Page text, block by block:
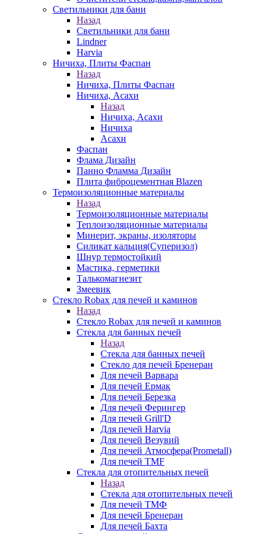
Светильники для бани
Назад
Светильники для бани
Lindner
Harvia
Ничиха, Плиты Фаспан
Назад
Ничиха, Плиты Фаспан
Ничиха, Асахи
Назад
Ничиха, Асахи
Ничиха
Асахи
Фаспан
Флама Дизайн
Панно Фламма Дизайн
Плита фиброцементная Blazen
Термоизоляционные материалы
Назад
Термоизоляционные материалы
Теплоизоляционные материалы
Минерит, экраны, изоляторы
Силикат кальция(Суперизол)
Шнур термостойкий
Мастика, герметики
Талькомагнезит
Змеевик
Стекло Robax для печей и каминов
Назад
Стекло Robax для печей и каминов
Стекла для банных печей
Назад
Стекла для банных печей
Стекло для печей Бренеран
Для печей Варвара
Для печей Ермак
Для печей Березка
Для печей Ферингер
Для печей Grill'D
Для печей Harvia
Для печей Везувий
Для печей Атмосфера(Prometall)
Для печей TMF
Стекла для отопительных печей
Назад
Стекла для отопительных печей
Для печей ТМФ
Для печей Бренеран
Для печей Бахта